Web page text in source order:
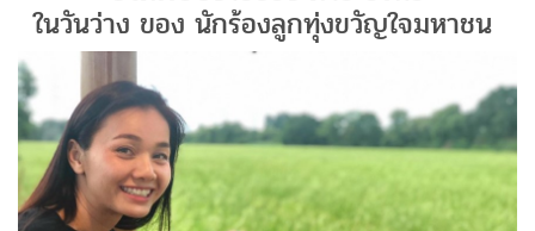
ในวันว่าง ของ นักร้องลูกทุ่งขวัญใจมหาชน